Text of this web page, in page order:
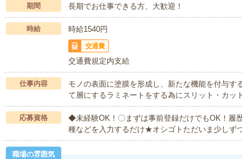
期間 長期でお仕事できる方、大歓迎！
時給 時給1540円
交通費
交通費規定内支給
仕事内容
モノの表面に塗膜を形成し、新たな機能を付与す
て層にするラミネートをする為にスリット・カッ
応募資格
◆未経験OK！〇まずは事前登録だけでもOK！履
種などを入力するだけ★オシゴトただいま少しず
職場の雰囲気